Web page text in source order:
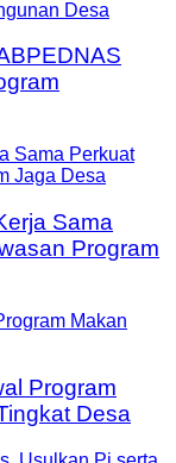
Sama
Program
Program
Desa